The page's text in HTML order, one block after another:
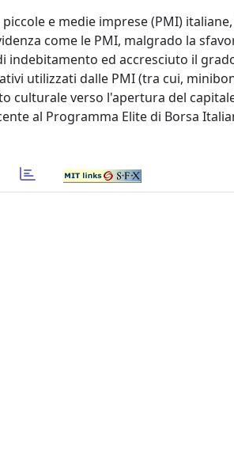
e medie imprese (PMI)
come le PMI, malgrado la
indebitamento ed accresciuto il
utilizzati dalle PMI (tra cui,
culturale verso l'apertura del
al Programma Elite di Borsa